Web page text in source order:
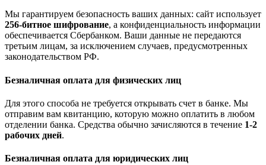
Мы гарантируем безопасность ваших данных: сайт использует
256-битное шифрование, а конфиденциальность информации
обеспечивается Сбербанком. Ваши данные не передаются
третьим лицам, за исключением случаев, предусмотренных
законодательством РФ.
Безналичная оплата для физических лиц
Для этого способа не требуется открывать счет в банке. Мы
отправим вам квитанцию, которую можно оплатить в любом
отделении банка. Средства обычно зачисляются в течение 1-2
рабочих дней.
Безналичная оплата для юридических лиц